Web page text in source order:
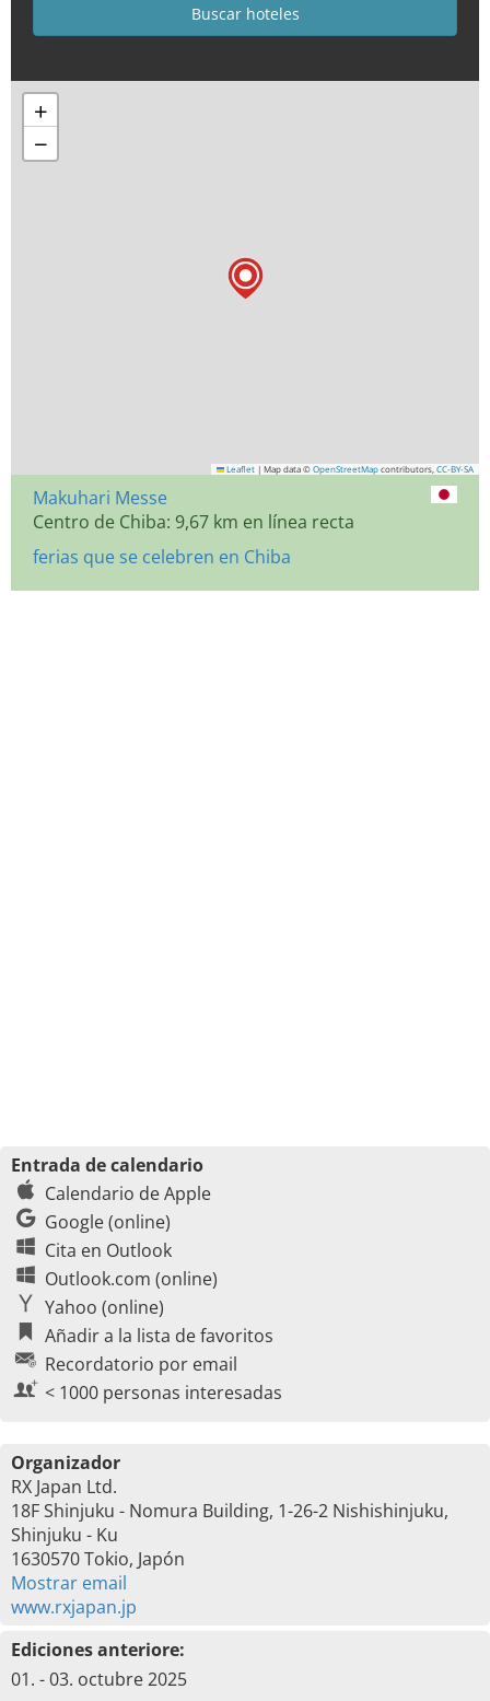
+
−
Leaflet | Map data © OpenStreetMap contributors, CC-BY-SA
Makuhari Messe
Centro de Chiba: 9,67 km en línea recta
ferias que se celebren en Chiba
Entrada de calendario
Calendario de Apple
Google (online)
Cita en Outlook
Outlook.com (online)
Yahoo (online)
Añadir a la lista de favoritos
Recordatorio por email
< 1000 personas interesadas
Organizador
RX Japan Ltd.
18F Shinjuku - Nomura Building, 1-26-2 Nishishinjuku,
Shinjuku - Ku
1630570 Tokio, Japón
Mostrar email
www.rxjapan.jp
Ediciones anteriore:
01. - 03. octubre 2025